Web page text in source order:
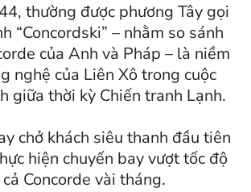
thường được phương Tây gọi
“Concordski” – nhằm so sánh
của Anh và Pháp – là niềm
nghệ của Liên Xô trong cuộc
giữa thời kỳ Chiến tranh Lạnh.
chở khách siêu thanh đầu tiên
hiện chuyến bay vượt tốc độ
Concorde vài tháng.